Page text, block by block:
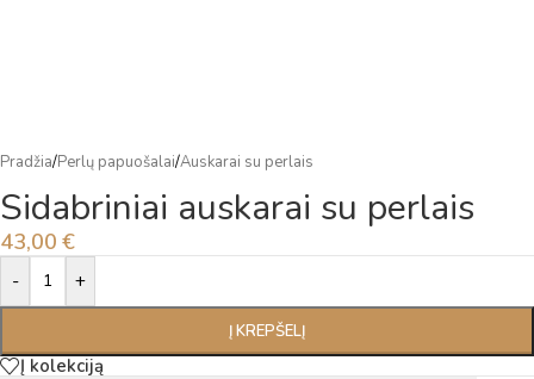
Pradžia/Perlų papuošalai/Auskarai su perlais
Sidabriniai auskarai su perlais
43,00 €
- +
Į KREPŠELĮ
Alternative:
Į kolekciją